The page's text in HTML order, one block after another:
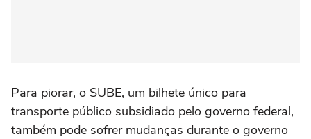
Para piorar, o SUBE, um bilhete único para
transporte público subsidiado pelo governo federal,
também pode sofrer mudanças durante o governo